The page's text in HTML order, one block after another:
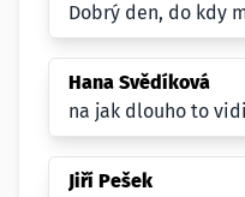
Dobrý den, do kdy
Hana Svědíková
na jak dlouho to
Jiří Pešek